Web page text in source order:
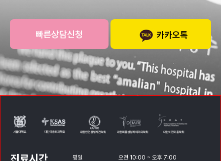
카카오톡
평일 오전 10:00 ~ 오후 7:00